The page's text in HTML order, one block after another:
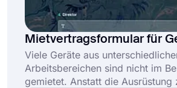
Mietvertragsformular für
Viele Geräte aus
Arbeitsbereichen sind nicht im
gemietet. Anstatt die Ausrüstung